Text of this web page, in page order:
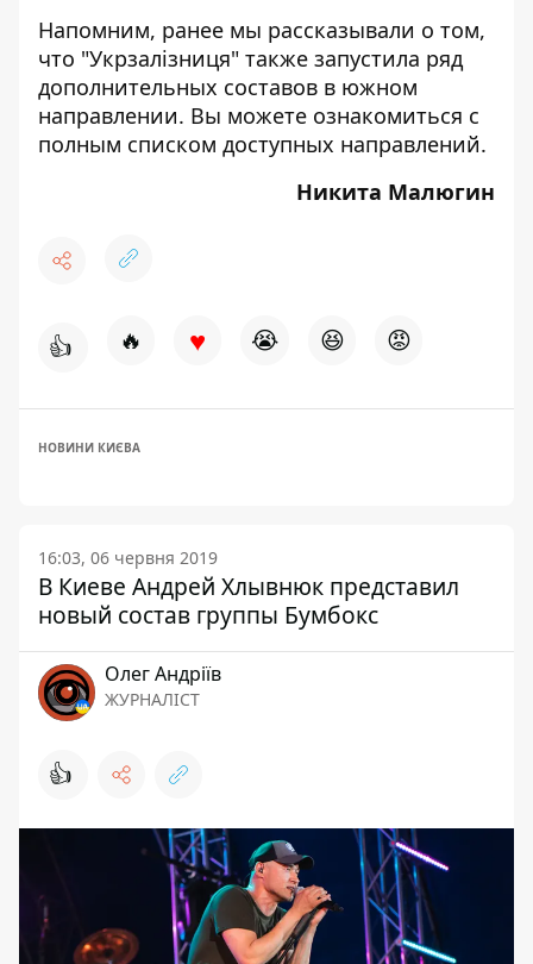
Напомним, ранее мы рассказывали о том,
что "Укрзалізниця" также запустила ряд
дополнительных составов в южном
направлении. Вы можете ознакомиться с
полным списком доступных направлений.
Никита Малюгин
👍 🔥 ♥ 😭 😆 😡
НОВИНИ КИЄВА
16:03, 06 червня 2019
В Киеве Андрей Хлывнюк представил
новый состав группы Бумбокс
Олег Андріїв
ЖУРНАЛІСТ
👍